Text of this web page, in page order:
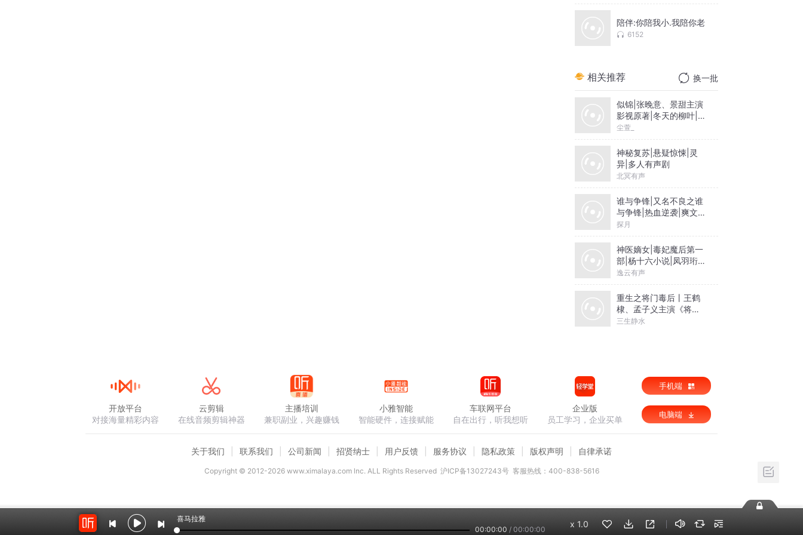
陪伴:你陪我小.我陪你老
6152
相关推荐 换一批
似锦|张晚意、景甜主演
影视原著|冬天的柳叶|尘
萱&雪月之下领衔|多人
尘萱_
神秘复苏|悬疑惊悚|灵
异|多人有声剧
北冥有声
谁与争锋|又名不良之谁
与争锋|热血逆袭|爽文爆
笑|会员免费
探月
神医嫡女|毒妃魔后第一
部|杨十六小说|凤羽珩玄
天冥
逸云有声
重生之将门毒后丨王鹤
棣、孟子义主演《将门
独后》原著丨千山茶客
三生静水
喜马拉雅
00:00:00 / 00:00:00
x 1.0
开放平台
对接海量精彩内容
云剪辑
在线音频剪辑神器
主播培训
兼职副业，兴趣赚钱
小雅智能
智能硬件，连接赋能
车联网平台
自在出行，听我想听
企业版
员工学习，企业买单
手机端
电脑端
关于我们 联系我们 公司新闻 招贤纳士 用户反馈 服务协议 隐私政策 版权声明 自律承诺
Copyright © 2012-2026www.ximalaya.com lnc. ALL Rights Reserved 沪ICP备13027243号 客服热线：400-838-5616